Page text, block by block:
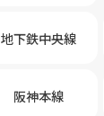
地下鉄中央線
阪神本線